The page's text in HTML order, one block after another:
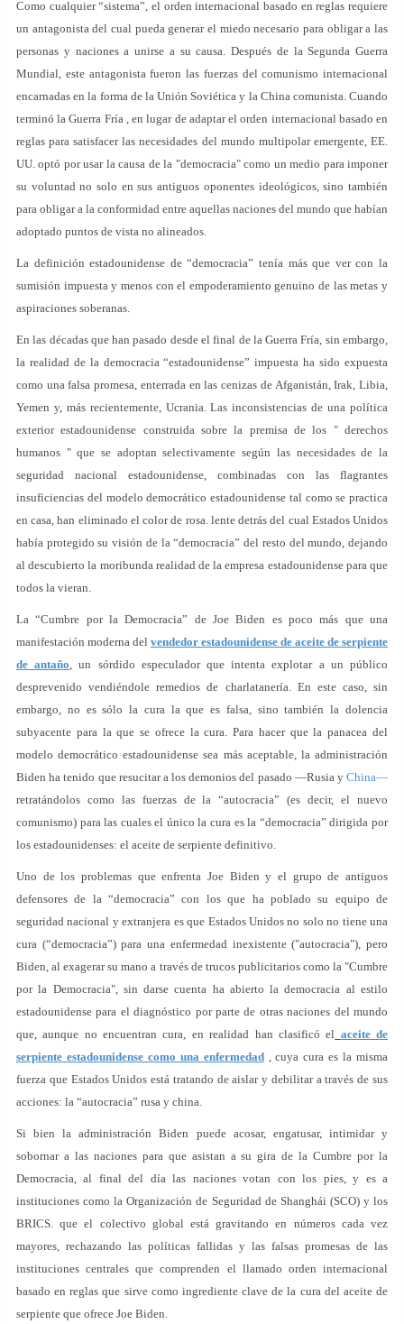
Como cualquier “sistema”, el orden internacional basado en reglas requiere
un antagonista del cual pueda generar el miedo necesario para obligar a las
personas y naciones a unirse a su causa. Después de la Segunda Guerra
Mundial, este antagonista fueron las fuerzas del comunismo internacional
encarnadas en la forma de la Unión Soviética y la China comunista. Cuando
terminó la Guerra Fría , en lugar de adaptar el orden internacional basado en
reglas para satisfacer las necesidades del mundo multipolar emergente, EE.
UU. optó por usar la causa de la "democracia" como un medio para imponer
su voluntad no solo en sus antiguos oponentes ideológicos, sino también
para obligar a la conformidad entre aquellas naciones del mundo que habían
adoptado puntos de vista no alineados.
La definición estadounidense de “democracia” tenía más que ver con la
sumisión impuesta y menos con el empoderamiento genuino de las metas y
aspiraciones soberanas.
En las décadas que han pasado desde el final de la Guerra Fría, sin embargo,
la realidad de la democracia “estadounidense” impuesta ha sido expuesta
como una falsa promesa, enterrada en las cenizas de Afganistán, Irak, Libia,
Yemen y, más recientemente, Ucrania. Las inconsistencias de una política
exterior estadounidense construida sobre la premisa de los " derechos
humanos " que se adoptan selectivamente según las necesidades de la
seguridad nacional estadounidense, combinadas con las flagrantes
insuficiencias del modelo democrático estadounidense tal como se practica
en casa, han eliminado el color de rosa. lente detrás del cual Estados Unidos
había protegido su visión de la “democracia” del resto del mundo, dejando
al descubierto la moribunda realidad de la empresa estadounidense para que
todos la vieran.
La “Cumbre por la Democracia” de Joe Biden es poco más que una
manifestación moderna del vendedor estadounidense de aceite de serpiente
de antaño, un sórdido especulador que intenta explotar a un público
desprevenido vendiéndole remedios de charlatanería. En este caso, sin
embargo, no es sólo la cura la que es falsa, sino también la dolencia
subyacente para la que se ofrece la cura. Para hacer que la panacea del
modelo democrático estadounidense sea más aceptable, la administración
Biden ha tenido que resucitar a los demonios del pasado —Rusia y China—
retratándolos como las fuerzas de la “autocracia” (es decir, el nuevo
comunismo) para las cuales el único la cura es la “democracia” dirigida por
los estadounidenses: el aceite de serpiente definitivo.
Uno de los problemas que enfrenta Joe Biden y el grupo de antiguos
defensores de la “democracia” con los que ha poblado su equipo de
seguridad nacional y extranjera es que Estados Unidos no solo no tiene una
cura (“democracia”) para una enfermedad inexistente ("autocracia"), pero
Biden, al exagerar su mano a través de trucos publicitarios como la "Cumbre
por la Democracia", sin darse cuenta ha abierto la democracia al estilo
estadounidense para el diagnóstico por parte de otras naciones del mundo
que, aunque no encuentran cura, en realidad han clasificó el aceite de
serpiente estadounidense como una enfermedad, cuya cura es la misma
fuerza que Estados Unidos está tratando de aislar y debilitar a través de sus
acciones: la “autocracia” rusa y china.
Si bien la administración Biden puede acosar, engatusar, intimidar y
sobornar a las naciones para que asistan a su gira de la Cumbre por la
Democracia, al final del día las naciones votan con los pies, y es a
instituciones como la Organización de Seguridad de Shanghái (SCO) y los
BRICS. que el colectivo global está gravitando en números cada vez
mayores, rechazando las políticas fallidas y las falsas promesas de las
instituciones centrales que comprenden el llamado orden internacional
basado en reglas que sirve como ingrediente clave de la cura del aceite de
serpiente que ofrece Joe Biden.